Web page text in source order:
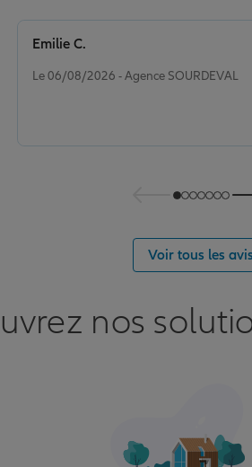
Le 06/08/2026 - Agence SOURDEVAL
Emilie C.
Voir tous les avis
nos